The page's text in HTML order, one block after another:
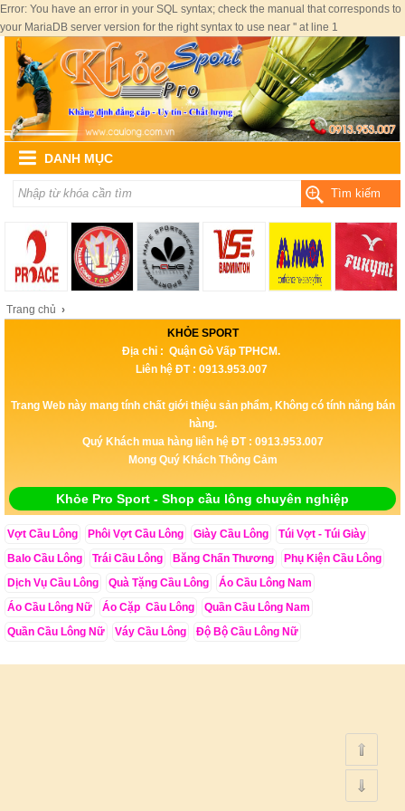
Error: You have an error in your SQL syntax; check the manual that corresponds to
your MariaDB server version for the right syntax to use near '' at line 1
DANH MỤC
Tìm kiếm
Trang chủ ›
KHỎE SPORT
Địa chỉ : Quận Gò Vấp TPHCM.
Liên hệ ĐT : 0913.953.007
Trang Web này mang tính chất giới thiệu sản phẩm, Không có tính năng bán
hàng.
Quý Khách mua hàng liên hệ ĐT : 0913.953.007
Mong Quý Khách Thông Cảm
Khỏe Pro Sport - Shop cầu lông chuyên nghiệp
Vợt Cầu Lông Phôi Vợt Cầu Lông Giày Cầu Lông
Túi Vợt - Túi Giày
Balo Cầu Lông
Trái Cầu Lông Băng Chấn Thương
Phụ Kiện Cầu Lông
Dịch Vụ Cầu Lông
Quà Tặng Cầu Lông
Áo Cầu Lông Nam
Áo Cầu Lông Nữ
Áo Cặp Cầu Lông
Quần Cầu Lông Nam
Quần Cầu Lông Nữ
Váy Cầu Lông Độ Bộ Cầu Lông Nữ